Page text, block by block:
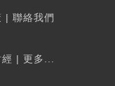
| 聯絡我們
| 更多...